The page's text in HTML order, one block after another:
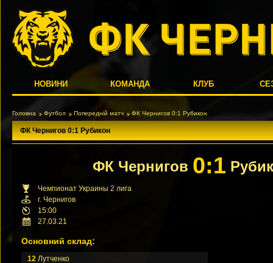
НОВИНИ КОМАНДА КЛУБ
Головна Футбол Попередній матч ФК Чернигов 0:1 Рубикон
ФК Чернигов 0:1 Рубикон
ФК Чернигов 0:1
Чемпионат Украины 2 лига
г. Чернигов
15:00
27.03.21
Основний склад:
12 Лутченко